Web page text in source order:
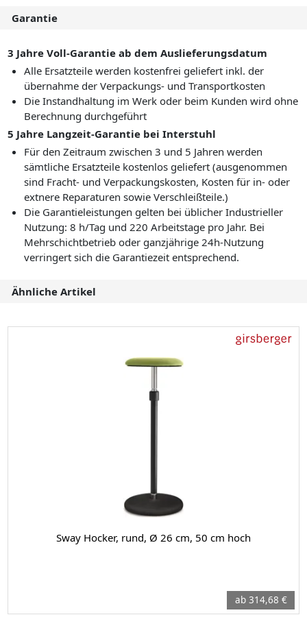
Garantie
3 Jahre Voll-Garantie ab dem Auslieferungsdatum
Alle Ersatzteile werden kostenfrei geliefert inkl. der
übernahme der Verpackungs- und Transportkosten
Die Instandhaltung im Werk oder beim Kunden wird ohne
Berechnung durchgeführt
5 Jahre Langzeit-Garantie bei Interstuhl
Für den Zeitraum zwischen 3 und 5 Jahren werden
sämtliche Ersatzteile kostenlos geliefert (ausgenommen
sind Fracht- und Verpackungskosten, Kosten für in- oder
extnere Reparaturen sowie Verschleißteile.)
Die Garantieleistungen gelten bei üblicher Industrieller
Nutzung: 8 h/Tag und 220 Arbeitstage pro Jahr. Bei
Mehrschichtbetrieb oder ganzjährige 24h-Nutzung
verringert sich die Garantiezeit entsprechend.
Ähnliche Artikel
Sway Hocker, rund, Ø 26 cm, 50 cm hoch
ab 314,68 €